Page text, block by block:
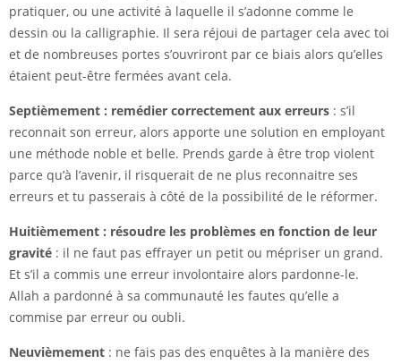
pratiquer, ou une activité à laquelle il s’adonne comme le
dessin ou la calligraphie. Il sera réjoui de partager cela avec toi
et de nombreuses portes s’ouvriront par ce biais alors qu’elles
étaient peut-être fermées avant cela.
Septièmement : remédier correctement aux erreurs : s’il
reconnait son erreur, alors apporte une solution en employant
une méthode noble et belle. Prends garde à être trop violent
parce qu’à l’avenir, il risquerait de ne plus reconnaitre ses
erreurs et tu passerais à côté de la possibilité de le réformer.
Huitièmement : résoudre les problèmes en fonction de leur
gravité : il ne faut pas effrayer un petit ou mépriser un grand.
Et s’il a commis une erreur involontaire alors pardonne-le.
Allah a pardonné à sa communauté les fautes qu’elle a
commise par erreur ou oubli.
Neuvièmement : ne fais pas des enquêtes à la manière des